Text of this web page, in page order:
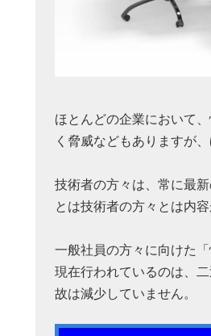
ほとんどの企業において
く脅威などもありますが
技術者の方々は、常に最
とは技術者の方々とは内容
一般社員の方々に向けた
現在行われているのは、
故は減少していません。